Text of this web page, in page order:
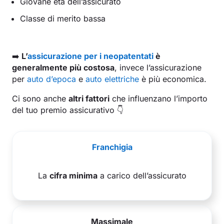
Classe di merito bassa
➡️ L’assicurazione per i neopatentati è
generalmente più costosa, invece l’assicurazione
per auto d’epoca e auto elettriche è più economica.
Ci sono anche altri fattori che influenzano l’importo
del tuo premio assicurativo 👇
Franchigia
La cifra minimaa carico dell’assicurato
Massimale